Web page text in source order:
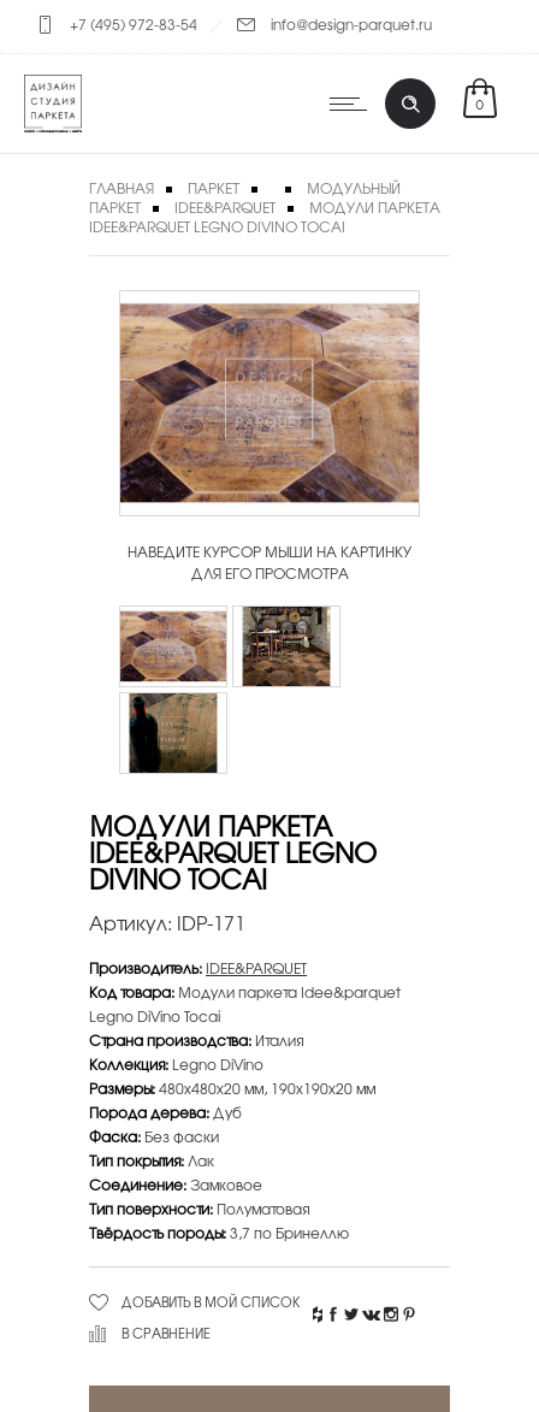
+7 (495) 972-83-54 info@design-parquet.ru
0
ГЛАВНАЯ ПАРКЕТ
МОДУЛЬНЫЙ
ПАРКЕТ
IDEE&PARQUET
МОДУЛИ ПАРКЕТА
IDEE&PARQUET LEGNO DIVINO TOCAI
НАВЕДИТЕ КУРСОР МЫШИ НА КАРТИНКУ
ДЛЯ ЕГО ПРОСМОТРА
МОДУЛИ ПАРКЕТА
IDEE&PARQUET LEGNO
DIVINO TOCAI
Артикул: IDP-171
Производитель: IDEE&PARQUET
Код товара: Модули паркета Idee&parquet
Legno DiVino Tocai
Страна производства: Италия
Коллекция: Legno DiVino
Размеры:480х480х20 мм, 190х190х20 мм
Порода дерева: Дуб
Фаска: Без фаски
Тип покрытия: Лак
Соединение:Замковое
Тип поверхности: Полуматовая
Твёрдость породы:3,7 по Бринеллю
ДОБАВИТЬ В МОЙ СПИСОК
В СРАВНЕНИЕ